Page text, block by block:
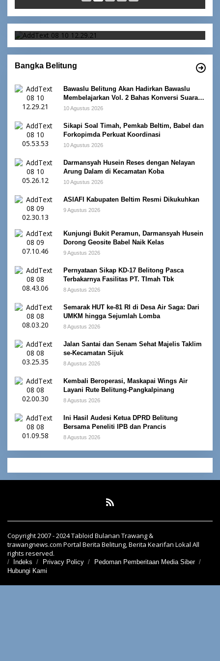
Membelajarkan Vol. 2 Bahas Konversi Suara
dan Alokasi Kursi
Bangka Belitung
Bawaslu Belitung Akan Hadirkan Bawaslu
Membelajarkan Vol. 2 Bahas Konversi Suara
dan Alokasi Kursi
10 Agustus 2026
Sikapi Soal Timah, Pemkab Beltim, Babel dan
Forkopimda Perkuat Koordinasi
10 Agustus 2026
Darmansyah Husein Reses dengan Nelayan
Arung Dalam di Kecamatan Koba
10 Agustus 2026
ASIAFI Kabupaten Beltim Resmi Dikukuhkan
9 Agustus 2026
Kunjungi Bukit Peramun, Darmansyah Husein
Dorong Geosite Babel Naik Kelas
9 Agustus 2026
Pernyataan Sikap KD-17 Belitong Pasca
Terbakarnya Fasilitas PT. TImah Tbk
8 Agustus 2026
Semarak HUT ke-81 RI di Desa Air Saga: Dari
UMKM hingga Sejumlah Lomba
8 Agustus 2026
Jalan Santai dan Senam Sehat Majelis Taklim
se-Kecamatan Sijuk
8 Agustus 2026
Kembali Beroperasi, Maskapai Wings Air
Layani Rute Belitung-Pangkalpinang
8 Agustus 2026
Ini Hasil Audesi Ketua DPRD Belitung
Bersama Peneliti IPB dan Prancis
8 Agustus 2026
Copyright 2007 - 2024 Tabloid Bulanan Trawang &
trawangnews.com Portal Berita Belitung, Berita Kearifan Lokal All
rights reserved.
Indeks Privacy Policy
Pedoman Pemberitaan Media Siber
Hubungi Kami